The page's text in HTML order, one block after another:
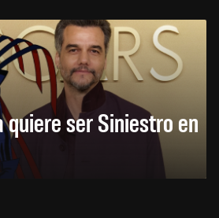
ser Siniestro en